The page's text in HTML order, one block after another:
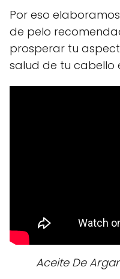
Por eso
de pelo
prosperar tu
salud de tu cabello
Aceite De